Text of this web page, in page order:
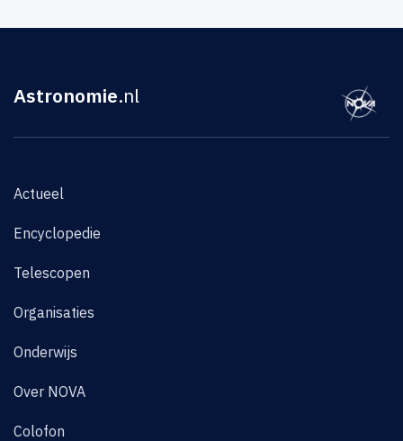
Astronomie.nl
Actueel
Encyclopedie
Telescopen
Organisaties
Onderwijs
Over NOVA
Colofon